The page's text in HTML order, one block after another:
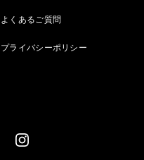
よくあるご質問
プライバシーポリシー